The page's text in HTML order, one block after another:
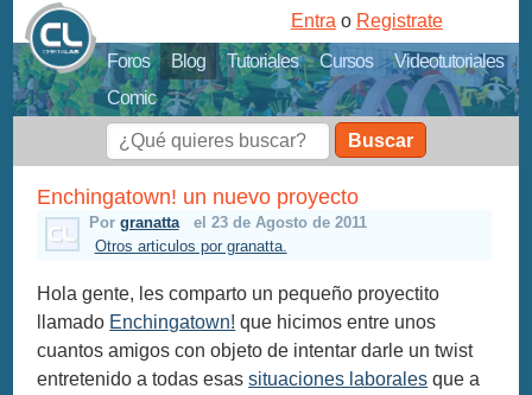
Foros Blog Tutoriales Cursos
Videotutoriales
Comic
Entra o Registrate
Buscar
Enchingatown! un nuevo proyecto
Por granatta
el 23 de Agosto de 2011
Otros articulos por granatta.
Hola gente, les comparto un pequeño proyectito
llamado Enchingatown! que hicimos entre unos
cuantos amigos con objeto de intentar darle un twist
entretenido a todas esassituaciones laborales que a